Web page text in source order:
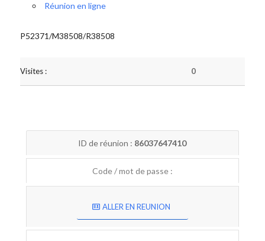
Réunion en ligne
P52371/M38508/R38508
Visites : 0
ID de réunion : 86037647410
Code / mot de passe :
ALLER EN REUNION